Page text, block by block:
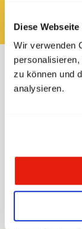
Diese
Wir verwenden
zu können und
analysieren.
PostFinance
Dezember
immer
möchte
geben: Laut
der